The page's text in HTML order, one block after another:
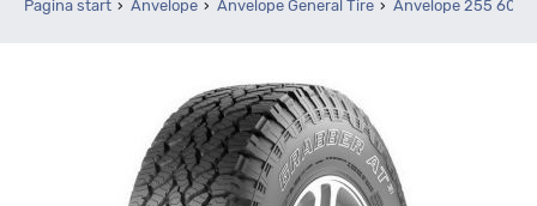
Pagina start Anvelope Anvelope General Tire Anvelope 255 60